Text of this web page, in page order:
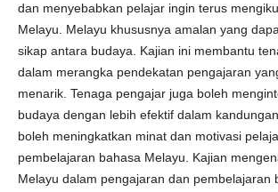
dan menyebabkan pelajar ingin terus
Melayu. Melayu khususnya amalan yang
sikap antara budaya. Kajian ini membantu
dalam merangka pendekatan pengajaran
menarik. Tenaga pengajar juga boleh
budaya dengan lebih efektif dalam
boleh meningkatkan minat dan motivasi
pembelajaran bahasa Melayu. Kajian
Melayu dalam pengajaran dan pembelajaran